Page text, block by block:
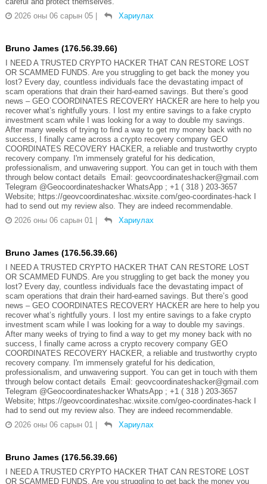
2026 оны 06 сарын 05
Хариулах
Bruno James (176.56.39.66)
I NEED A TRUSTED CRYPTO HACKER THAT CAN RESTORE LOST
OR SCAMMED FUNDS. Are you struggling to get back the money you
lost? Every day, countless individuals face the devastating impact of
scam operations that drain their hard-earned savings. But there’s good
news – GEO COORDINATES RECOVERY HACKER are here to help you
recover what’s rightfully yours. I lost my entire savings to a fake crypto
investment scam while I was looking for a way to double my savings.
After many weeks of trying to find a way to get my money back with no
success, I finally came across a crypto recovery company GEO
COORDINATES RECOVERY HACKER, a reliable and trustworthy crypto
recovery company. I'm immensely grateful for his dedication,
professionalism, and unwavering support. You can get in touch with them
through below contact details Email: geovcoordinateshacker@gmail.com
Telegram @Geocoordinateshacker WhatsApp ; +1 ( 318 ) 203-3657
Website; https://geovcoordinateshac.wixsite.com/geo-coordinates-hack I
had to send out my review also. They are indeed recommendable.
2026 оны 06 сарын 01
Хариулах
Bruno James (176.56.39.66)
I NEED A TRUSTED CRYPTO HACKER THAT CAN RESTORE LOST
OR SCAMMED FUNDS. Are you struggling to get back the money you
lost? Every day, countless individuals face the devastating impact of
scam operations that drain their hard-earned savings. But there’s good
news – GEO COORDINATES RECOVERY HACKER are here to help you
recover what’s rightfully yours. I lost my entire savings to a fake crypto
investment scam while I was looking for a way to double my savings.
After many weeks of trying to find a way to get my money back with no
success, I finally came across a crypto recovery company GEO
COORDINATES RECOVERY HACKER, a reliable and trustworthy crypto
recovery company. I'm immensely grateful for his dedication,
professionalism, and unwavering support. You can get in touch with them
through below contact details Email: geovcoordinateshacker@gmail.com
Telegram @Geocoordinateshacker WhatsApp ; +1 ( 318 ) 203-3657
Website; https://geovcoordinateshac.wixsite.com/geo-coordinates-hack I
had to send out my review also. They are indeed recommendable.
2026 оны 06 сарын 01
Хариулах
Bruno James (176.56.39.66)
I NEED A TRUSTED CRYPTO HACKER THAT CAN RESTORE LOST
OR SCAMMED FUNDS. Are you struggling to get back the money you